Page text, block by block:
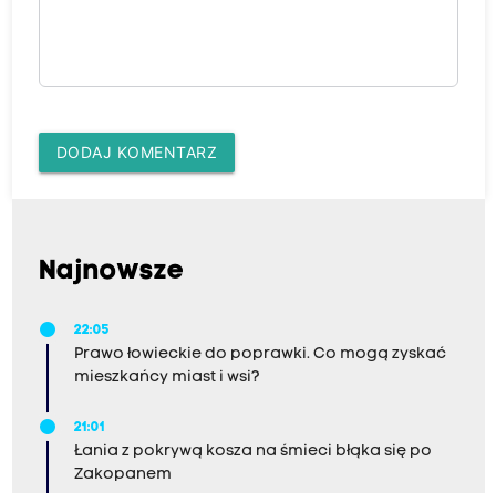
DODAJ KOMENTARZ
Najnowsze
22:05
Prawo łowieckie do poprawki. Co mogą zyskać
mieszkańcy miast i wsi?
21:01
Łania z pokrywą kosza na śmieci błąka się po
Zakopanem